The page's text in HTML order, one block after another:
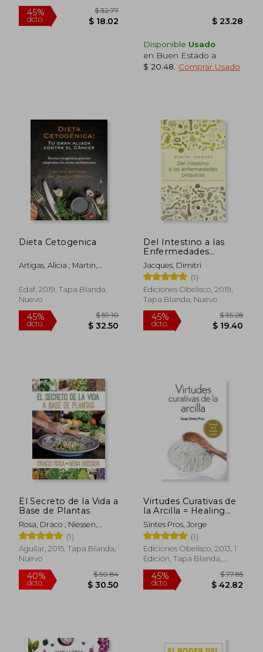
45%
dcto. $ 18.02
Disponible Usado
en Buen Estado a
$ 20.48
Comprar Usado
Dieta Cetogenica
Artigas, Alicia ; Martin,
Edaf, 2019, Tapa Blanda,
Nuevo
45%
dcto. $ 32.50
Del Intestino a las
Enfermedades
Psiquicas
Jacques, Dimitri
(1)
Ediciones Obelisco, 2019,
Tapa Blanda, Nuevo
45%
dcto.
El Secreto de la Vida a
Base de Plantas
Rosa, Draco ; Niessen,
Nena
(1)
Aguilar, 2015, Tapa Blanda,
Nuevo
Virtudes Curativas de
la Arcilla = Healing
Properties from Clay
Sintes Pros, Jorge
(1)
Ediciones Obelisco, 2013, 1
Edición, Tapa Blanda,
Nuevo